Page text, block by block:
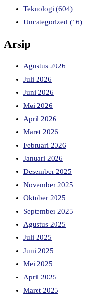
Teknologi (604)
Uncategorized (16)
Arsip
Agustus 2026
Juli 2026
Juni 2026
Mei 2026
April 2026
Maret 2026
Februari 2026
Januari 2026
Desember 2025
November 2025
Oktober 2025
September 2025
Agustus 2025
Juli 2025
Juni 2025
Mei 2025
April 2025
Maret 2025